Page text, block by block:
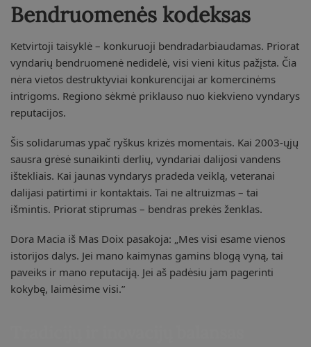
Bendruomenės kodeksas
Ketvirtoji taisyklė – konkuruoji bendradarbiaudamas. Priorat
vyndarių bendruomenė nedidelė, visi vieni kitus pažįsta. Čia
nėra vietos destruktyviai konkurencijai ar komercinėms
intrigoms. Regiono sėkmė priklauso nuo kiekvieno vyndarys
reputacijos.
Šis solidarumas ypač ryškus krizės momentais. Kai 2003-ųjų
sausra grėsė sunaikinti derlių, vyndariai dalijosi vandens
ištekliais. Kai jaunas vyndarys pradeda veiklą, veteranai
dalijasi patirtimi ir kontaktais. Tai ne altruizmas – tai
išmintis. Priorat stiprumas – bendras prekės ženklas.
Dora Macia iš Mas Doix pasakoja: „Mes visi esame vienos
istorijos dalys. Jei mano kaimynas gamins blogą vyną, tai
paveiks ir mano reputaciją. Jei aš padėsiu jam pagerinti
kokybę, laimėsime visi.”